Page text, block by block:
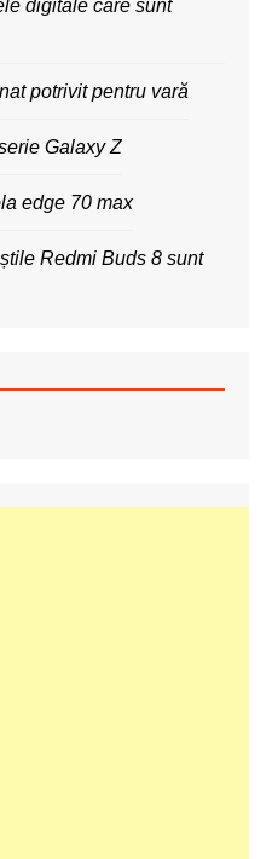
digitale care sunt
potrivit pentru vară
Galaxy Z
edge 70 max
Redmi Buds 8 sunt